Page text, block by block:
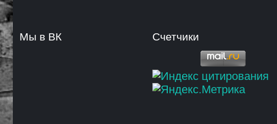
Мы в ВК Счетчики